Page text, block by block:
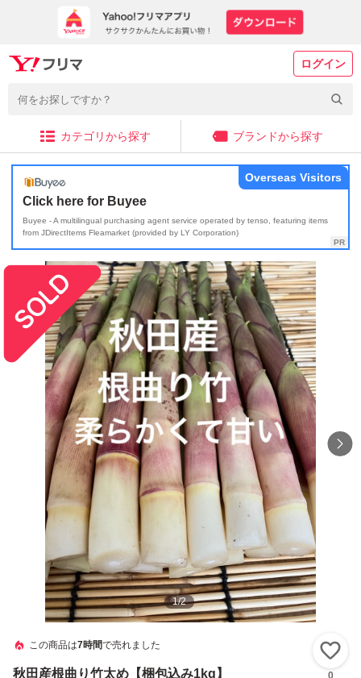
ログイン
カテゴリから探す ブランドから探す
Click here for Buyee
Buyee - A multilingual purchasing agent service operated by tenso, featuring items
from JDirectItems Fleamarket (provided by LY Corporation)
Overseas Visitors
1/2
この商品は7時間で売れました
秋田産根曲り竹太め【梱包込み1kg】